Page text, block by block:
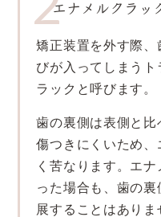
エナメルクラッ
矯正装置を外す際、
びが入ってしまうト
ラックと呼びます。
歯の裏側は表側と比
傷つきにくいため、
く苦なります。エ
った場合も、歯の
展することはありま